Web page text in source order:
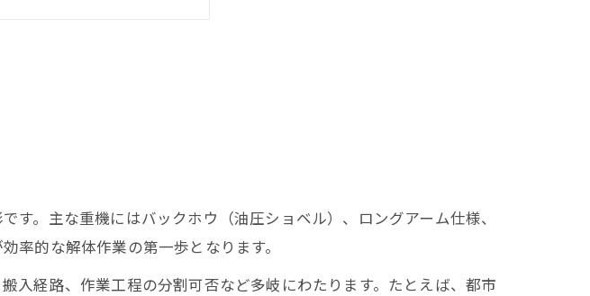
種類
現場効率を最大化
率に与える影響とは
差がつく理由
。主な重機にはバックホウ（油圧ショベル）、ロングアーム仕様、
率的な解体作業の第一歩となります。
入経路、作業工程の分割可否など多岐にわたります。たとえば、都市